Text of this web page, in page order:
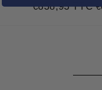
Prix
€838,93 TTC